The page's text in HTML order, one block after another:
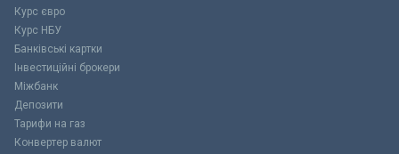
Курс євро
Курс НБУ
Банківські картки
Інвестиційні брокери
Міжбанк
Депозити
Тарифи на газ
Конвертер валют